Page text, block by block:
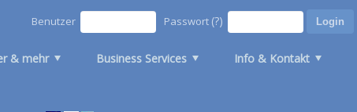
& mehr Business Services Info & Kontakt
Benutzer Passwort (?)